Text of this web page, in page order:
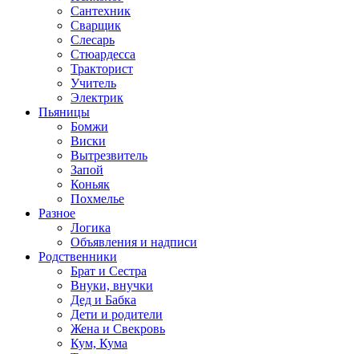
Сантехник
Сварщик
Слесарь
Стюардесса
Тракторист
Учитель
Электрик
Пьяницы
Бомжи
Виски
Вытрезвитель
Запой
Коньяк
Похмелье
Разное
Логика
Объявления и надписи
Родственники
Брат и Сестра
Внуки, внучки
Дед и Бабка
Дети и родители
Жена и Свекровь
Кум, Кума